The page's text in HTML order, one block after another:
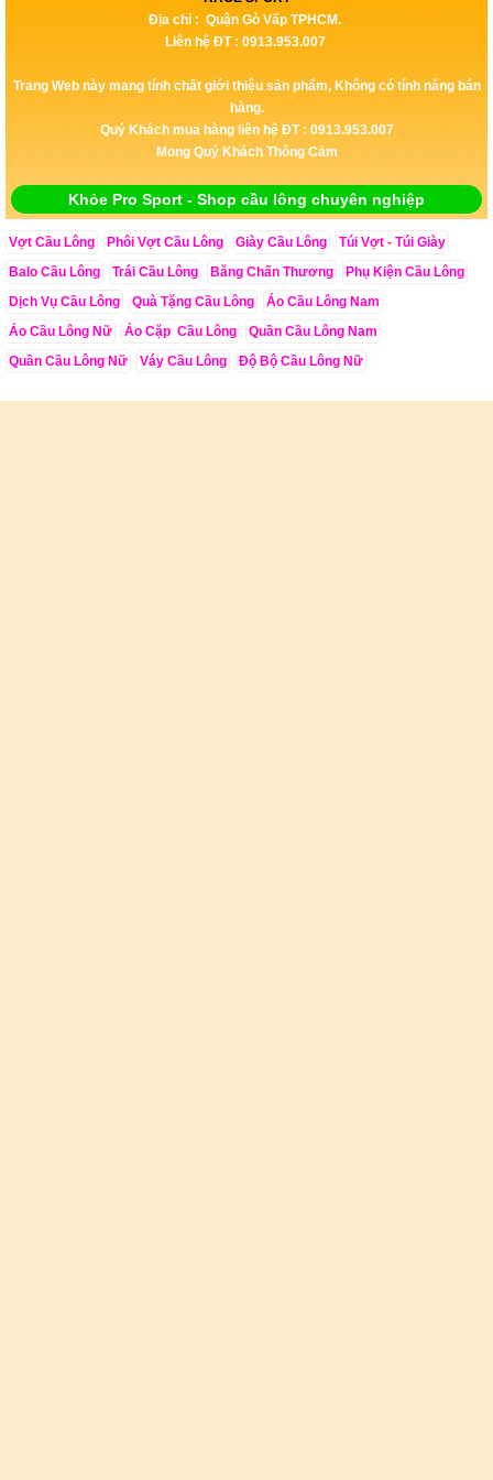
Địa chỉ : Quận Gò Vấp TPHCM.
Liên hệ ĐT : 0913.953.007
Trang Web này mang tính chất giới thiệu sản phẩm, Không có tính năng bán
hàng.
Quý Khách mua hàng liên hệ ĐT : 0913.953.007
Mong Quý Khách Thông Cảm
Khỏe Pro Sport - Shop cầu lông chuyên nghiệp
Vợt Cầu Lông Phôi Vợt Cầu Lông Giày Cầu Lông
Túi Vợt - Túi Giày
Balo Cầu Lông
Trái Cầu Lông Băng Chấn Thương
Phụ Kiện Cầu Lông
Dịch Vụ Cầu Lông
Quà Tặng Cầu Lông
Áo Cầu Lông Nam
Áo Cầu Lông Nữ
Áo Cặp Cầu Lông
Quần Cầu Lông Nam
Quần Cầu Lông Nữ
Váy Cầu Lông Độ Bộ Cầu Lông Nữ